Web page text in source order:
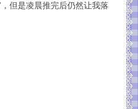
但是凌晨推完后仍然让我落